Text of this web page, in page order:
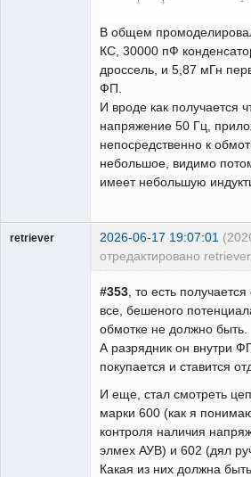
В общем
КС, 30000 пФ
дроссель, и 5,87 мГн
ФП.
И вроде как получается
напряжение 50 Гц,
непосредственно к
небольшое, видимо
имеет небольшую
retriever 2026-06-17 19:07:01
отредактировано
#353 , то есть
все, бешеного
обмотке не должно быть.
А разрядник он внутри
покупается и ставится
И еще, стал смотреть
марки 600 (как я
контроля наличия
элмех АУВ) и 602 (дял
Какая из них должна